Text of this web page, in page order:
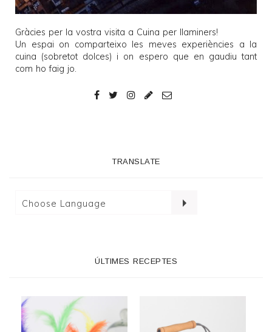
Gràcies per la vostra visita a Cuina per llaminers!
Un espai on comparteixo les meves experiències a la
cuina (sobretot dolces) i on espero que en gaudiu tant
com ho faig jo.
TRANSLATE
ÚLTIMES RECEPTES